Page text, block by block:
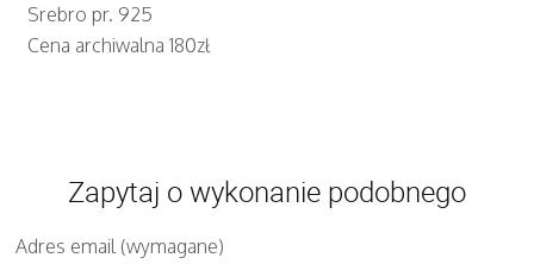
Srebro pr. 925
Cena archiwalna 180zł
Zapytaj o wykonanie podobnego
Adres email (wymagane)